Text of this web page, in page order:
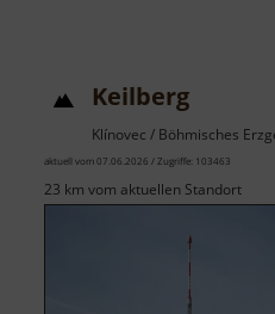
Keilberg
Klínovec / Böhmisches
aktuell vom 07.06.2026 / Zugriffe: 103463
23 km vom aktuellen Standort